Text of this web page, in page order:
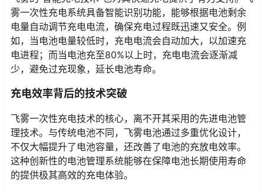
雾一次性充电系统具备智能识别功能，能够根据电池剩余
电量自动调节充电电流，确保充电过程既迅速又安全。例
如，当电池电量较低时，充电电流会自动加大，以加速充
电进程；而当电池充至80%以上时，充电电流会逐渐减
少，避免过充现象，延长电池寿命。
充电效率背后的技术突破
飞雾一次性充电技术的核心，离不开其采用的先进电池管
理技术。与传统电池不同，飞雾电池通过多重优化设计，
不仅大幅提升了电池容量，还改善了电池的充放电效率。
这种创新性的电池管理系统能够在保障电池长期使用寿命
的提供极其高效的充电体验。